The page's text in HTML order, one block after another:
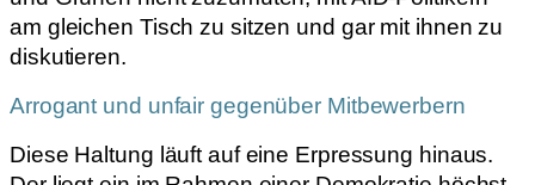
am gleichen Tisch zu sitzen und gar mit ihnen zu
diskutieren.
Arrogant und unfair gegenüber Mitbewerbern
Diese Haltung läuft auf eine Erpressung hinaus.